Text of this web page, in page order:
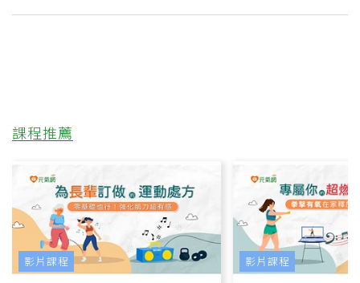
課程推薦
影片課程 影片課程